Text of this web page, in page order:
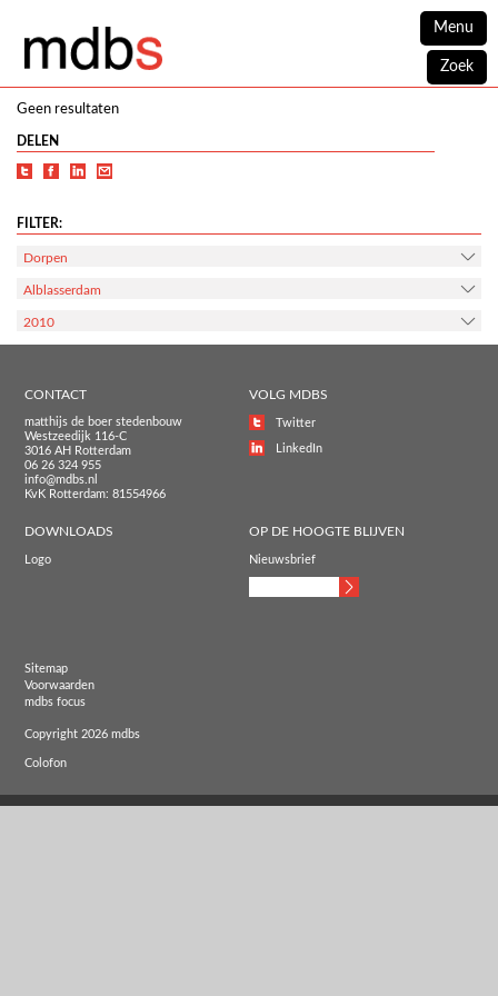
Menu
Zoek
Geen resultaten
DELEN
FILTER:
Dorpen
Alblasserdam
2010
CONTACT
matthijs de boer stedenbouw
Westzeedijk 116-C
3016 AH Rotterdam
06 26 324 955
info@mdbs.nl
KvK Rotterdam: 81554966
VOLG MDBS
Twitter
LinkedIn
DOWNLOADS
Logo
OP DE HOOGTE BLIJVEN
Nieuwsbrief
Sitemap
Voorwaarden
mdbs focus
Copyright 2026 mdbs
Colofon